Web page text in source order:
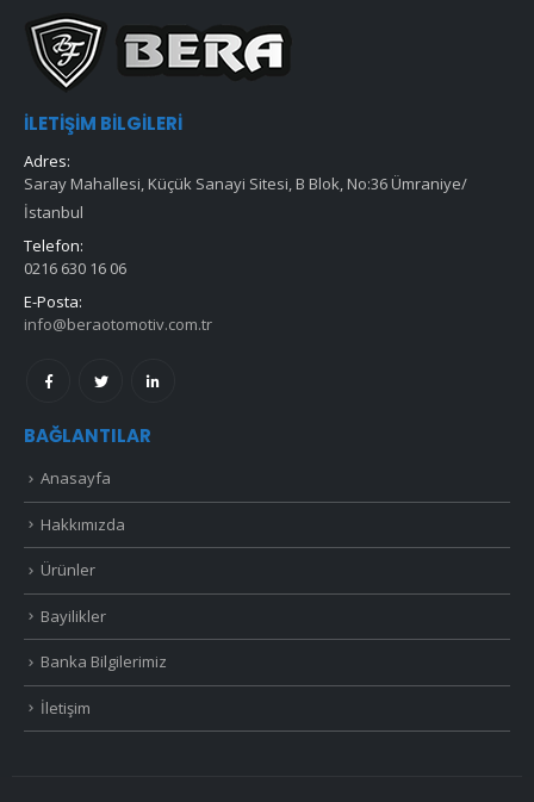
İLETIŞIM BILGILERI
Adres:
Saray Mahallesi, Küçük Sanayi Sitesi, B Blok, No:36 Ümraniye/
İstanbul
Telefon:
0216 630 16 06
E-Posta:
info@beraotomotiv.com.tr
BAĞLANTILAR
Anasayfa
Hakkımızda
Ürünler
Bayilikler
Banka Bilgilerimiz
İletişim